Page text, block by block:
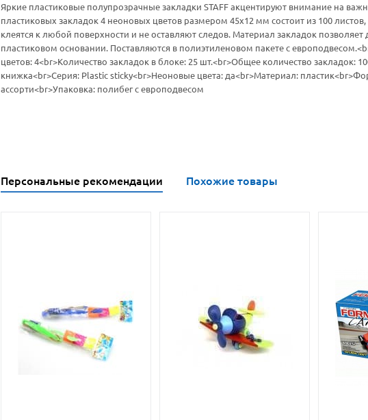
Яркие пластиковые полупрозрачные закладки STAFF акцентируют внимание на
пластиковых закладок 4 неоновых цветов размером 45х12 мм состоит из 100
клеятся к любой поверхности и не оставляют следов. Материал закладок
пластиковом основании. Поставляются в полиэтиленовом пакете с
цветов: 4<br>Количество закладок в блоке: 25 шт.<br>Общее количество закладок:
книжка<br>Серия: Plastic sticky<br>Неоновые цвета: да<br>Материал:
ассорти<br>Упаковка: полибег с европодвесом
Персональные рекомендации Похожие товары